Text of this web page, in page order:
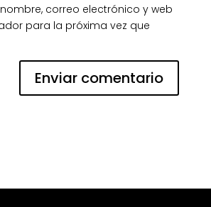
correo electrónico y web
para la próxima vez que